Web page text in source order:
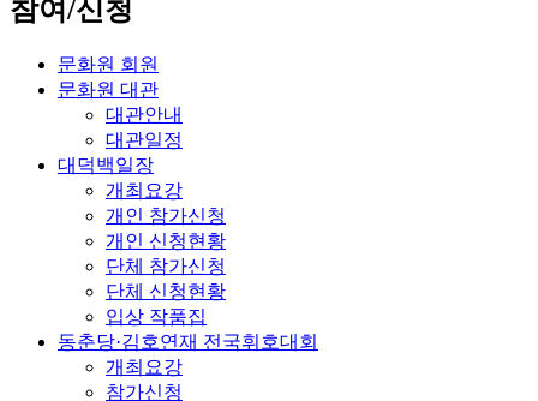
참여/신청
문화원 회원
문화원 대관
대관안내
대관일정
대덕백일장
개최요강
개인 참가신청
개인 신청현황
단체 참가신청
단체 신청현황
입상 작품집
동춘당·김호연재 전국휘호대회
개최요강
참가신청